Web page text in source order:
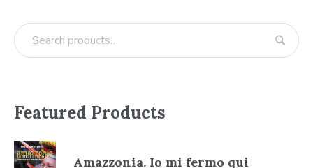
Featured Products
Amazzonia. Io mi fermo qui